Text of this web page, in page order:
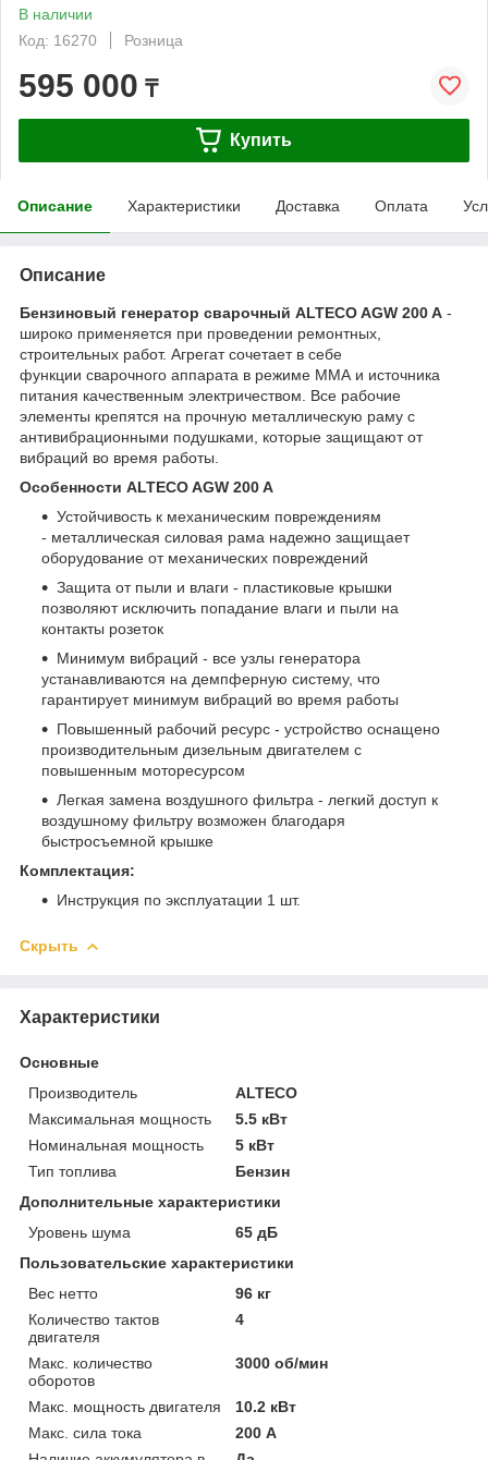
В наличии
Код: 16270
Розница
595 000 ₸
Купить
Описание Характеристики Доставка Оплата
Описание
Бензиновый генератор сварочный ALTECO AGW 200 A -
широко применяется при проведении ремонтных,
строительных работ. Агрегат сочетает в себе
функции сварочного аппарата в режиме ММА и источника
питания качественным электричеством. Все рабочие
элементы крепятся на прочную металлическую раму с
антивибрационными подушками, которые защищают от
вибраций во время работы.
Особенности ALTECO AGW 200 A
Устойчивость к механическим повреждениям
- металлическая силовая рама надежно защищает
оборудование от механических повреждений
Защита от пыли и влаги - пластиковые крышки
позволяют исключить попадание влаги и пыли на
контакты розеток
Минимум вибраций - все узлы генератора
устанавливаются на демпферную систему, что
гарантирует минимум вибраций во время работы
Повышенный рабочий ресурс - устройство оснащено
производительным дизельным двигателем с
повышенным моторесурсом
Легкая замена воздушного фильтра - легкий доступ к
воздушному фильтру возможен благодаря
быстросъемной крышке
Комплектация:
Инструкция по эксплуатации 1 шт.
Скрыть
Характеристики
Основные
Производитель
ALTECO
Максимальная мощность
5.5 кВт
Номинальная мощность
5 кВт
Тип топлива
Бензин
Дополнительные характеристики
Уровень шума
65 дБ
Пользовательские характеристики
Вес нетто
96 кг
Количество тактов
двигателя
4
Макс. количество
оборотов
3000 об/мин
Макс. мощность двигателя
10.2 кВт
Макс. сила тока
200 А